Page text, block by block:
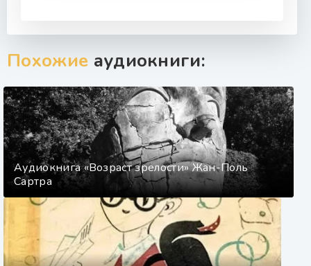
Похожие аудиокниги:
Аудиокнига «Возраст зрелости» Жан-Поль
Сартра